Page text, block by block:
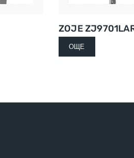
ZOJE
ОЩЕ